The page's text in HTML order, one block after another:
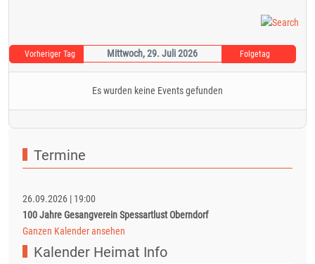
Vorheriger Tag Mittwoch, 29. Juli 2026 Folgetag
Es wurden keine Events gefunden
Termine
26.09.2026 | 19:00
100 Jahre Gesangverein Spessartlust Oberndorf
Ganzen Kalender ansehen
Kalender Heimat Info